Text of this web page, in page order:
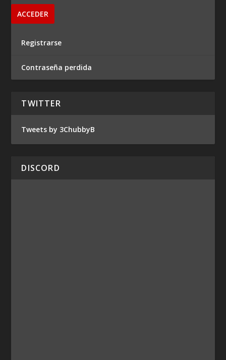
Registrarse
Contraseña perdida
TWITTER
Tweets by 3ChubbyB
DISCORD